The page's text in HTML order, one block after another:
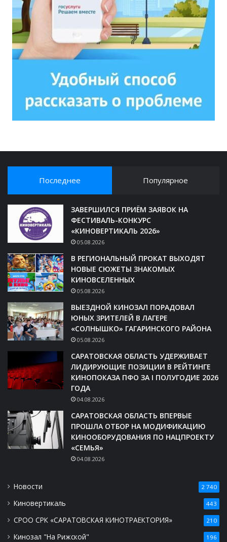
Последнее Популярное
ЗАВЕРШИЛСЯ ПРИЁМ ЗАЯВОК НА
ФЕСТИВАЛЬ-КОНКУРС
«КИНОВЕРТИКАЛЬ 2026»
05.08.2026
В РЕГИОНАЛЬНЫЙ ПРОКАТ ВЫХОДЯТ
НОВЫЕ СЮЖЕТЫ ЗНАКОМЫХ
КИНОВСЕЛЕННЫХ
05.08.2026
ВЫЕЗДНОЙ КИНОЗАЛ ПОРАДОВАЛ
ЮНЫХ ЗРИТЕЛЕЙ В ЛАГЕРЕ
«СОЛНЫШКО» ГАГАРИНСКОГО РАЙОНА
05.08.2026
САРАТОВСКАЯ ОБЛАСТЬ УДЕРЖИВАЕТ
ЛИДИРУЮЩИЕ ПОЗИЦИИ В РЕЙТИНГЕ
КИНОПОКАЗА ПФО ЗА I ПОЛУГОДИЕ 2026
ГОДА
04.08.2026
САРАТОВСКАЯ ОБЛАСТЬ ВПЕРВЫЕ
ПРОШЛА ОТБОР НА МОДИФИКАЦИЮ
КИНООБОРУДОВАНИЯ ПО НАЦПРОЕКТУ
«СЕМЬЯ»
04.08.2026
Новости 2 740
Киновертикаль 443
СРОО СРК «САРАТОВСКАЯ КИНОТРАЕКТОРИЯ» 210
Кинозал "На Рижской" 196